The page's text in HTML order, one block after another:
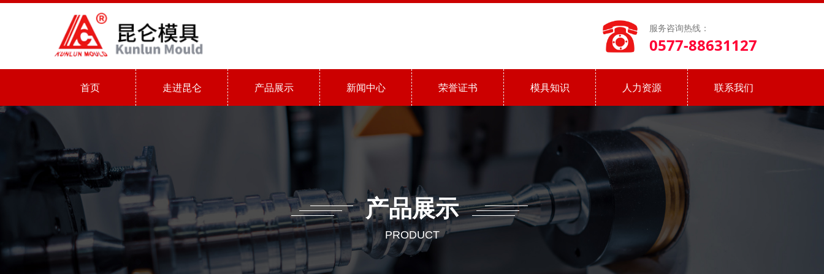
服务咨询热线：
0577-88631127
首页 走进昆仑 产品展示 新闻中心 荣誉证书 模具知识 人力资源 联系我们
产品展示
PRODUCT